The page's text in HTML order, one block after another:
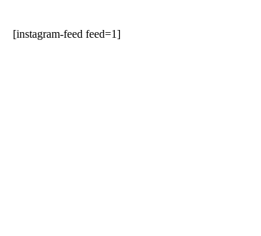
[instagram-feed feed=1]